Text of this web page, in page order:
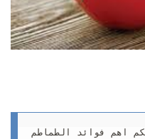
اهم فوائد الطماطم